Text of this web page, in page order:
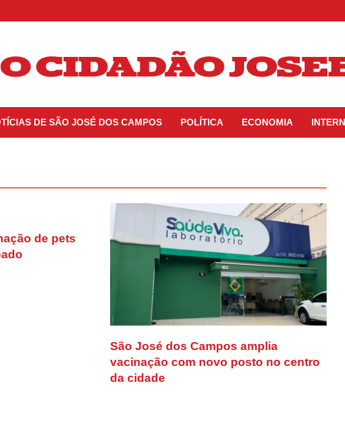
DE SÃO JOSÉ DOS CAMPOS POLÍTICA ECONOMIA
de pets
São José dos Campos amplia
vacinação com novo posto no centro
da cidade